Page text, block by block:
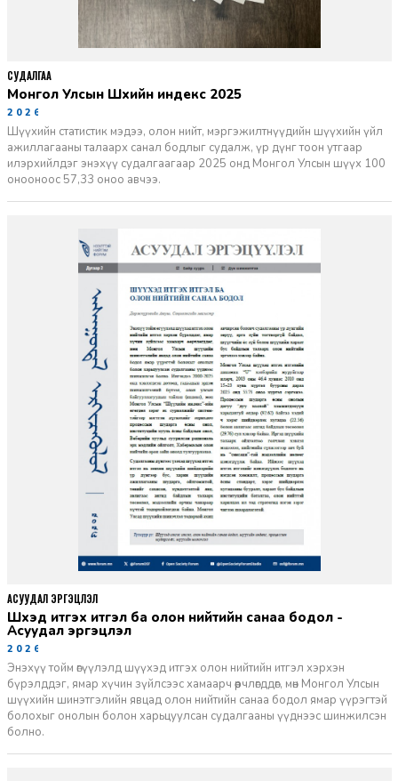
Монгол Улсын Шүүхийн индекс 2025
2026-06-11
Шүүхийн статистик мэдээ, олон нийт, мэргэжилтнүүдийн шүүхийн үйл
ажиллагааны талаарх санал бодлыг судалж, үр дүнг тоон утгаар
илэрхийлдэг энэхүү судалгаагаар 2025 онд Монгол Улсын шүүх 100
онооноос 57,33 оноо авчээ.
СУДАЛГАА
Шүүхэд итгэх итгэл ба олон нийтийн санаа бодол -
Асуудал эргэцүүлэл
2026-06-11
Энэхүү тойм өгүүлэлд шүүхэд итгэх олон нийтийн итгэл хэрхэн
бүрэлддэг, ямар хүчин зүйлсээс хамаарч өөрчлөгддөг, мөн Монгол Улсын
шүүхийн шинэтгэлийн явцад олон нийтийн санаа бодол ямар үүрэгтэй
болохыг онолын болон харьцуулсан судалгааны үүднээс шинжилсэн
болно.
АСУУДАЛ ЭРГЭЦҮҮЛЭЛ